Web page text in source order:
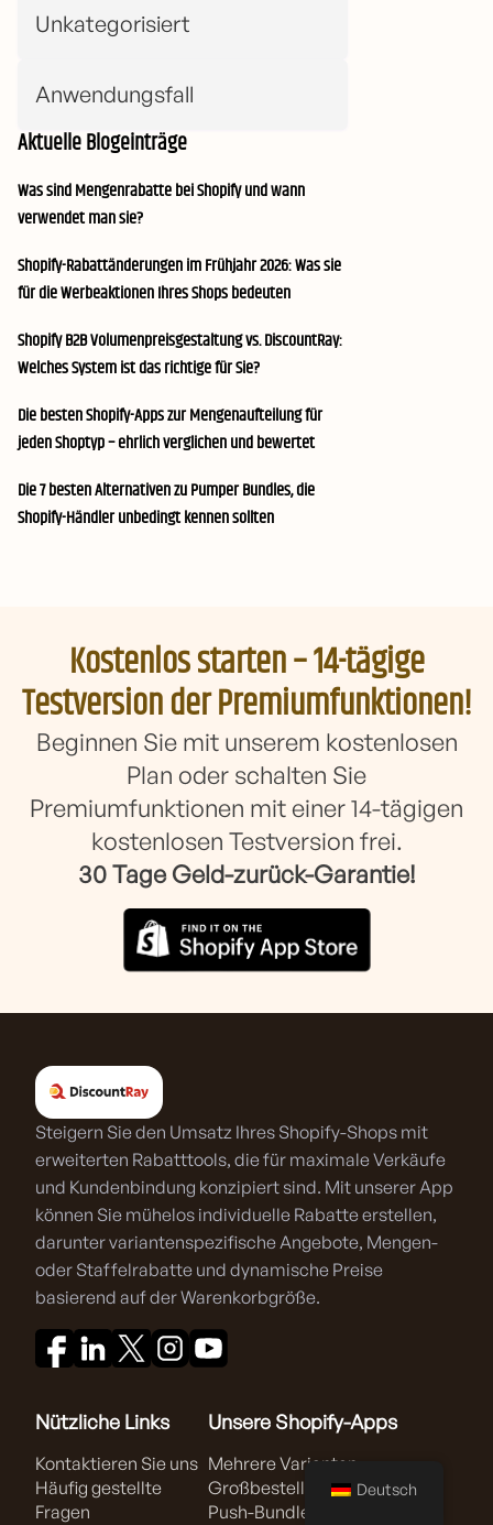
Unkategorisiert
Anwendungsfall
Aktuelle Blogeinträge
Was sind Mengenrabatte bei Shopify und wann
verwendet man sie?
Shopify-Rabattänderungen im Frühjahr 2026: Was sie
für die Werbeaktionen Ihres Shops bedeuten
Shopify B2B Volumenpreisgestaltung vs. DiscountRay:
Welches System ist das richtige für Sie?
Die besten Shopify-Apps zur Mengenaufteilung für
jeden Shoptyp – ehrlich verglichen und bewertet
Die 7 besten Alternativen zu Pumper Bundles, die
Shopify-Händler unbedingt kennen sollten
Kostenlos starten – 14-tägige
Testversion der Premiumfunktionen!
Beginnen Sie mit unserem kostenlosen
Plan oder schalten Sie
Premiumfunktionen mit einer 14-tägigen
kostenlosen Testversion frei.
30 Tage Geld-zurück-Garantie!
Steigern Sie den Umsatz Ihres Shopify-Shops mit
erweiterten Rabatttools, die für maximale Verkäufe
und Kundenbindung konzipiert sind. Mit unserer App
können Sie mühelos individuelle Rabatte erstellen,
darunter variantenspezifische Angebote, Mengen-
oder Staffelrabatte und dynamische Preise
basierend auf der Warenkorbgröße.
Nützliche Links
Kontaktieren Sie uns
Häufig gestellte
Fragen
Unsere Shopify-Apps
Mehrere Varianten –
Großbestellung
Push-Bundle
Deutsch